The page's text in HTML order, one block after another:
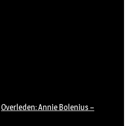
Overleden: Annie Bolenius –